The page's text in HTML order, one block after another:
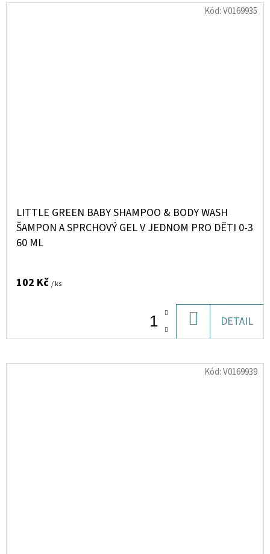
LITTLE GREEN BABY SHAMPOO & BODY WASH
ŠAMPON A SPRCHOVÝ GEL V JEDNOM PRO DĚTI 0-3
60 ML
102 Kč / ks
KOŠÍKU
DETAIL
Kód:V0169935
Kód:V0169939